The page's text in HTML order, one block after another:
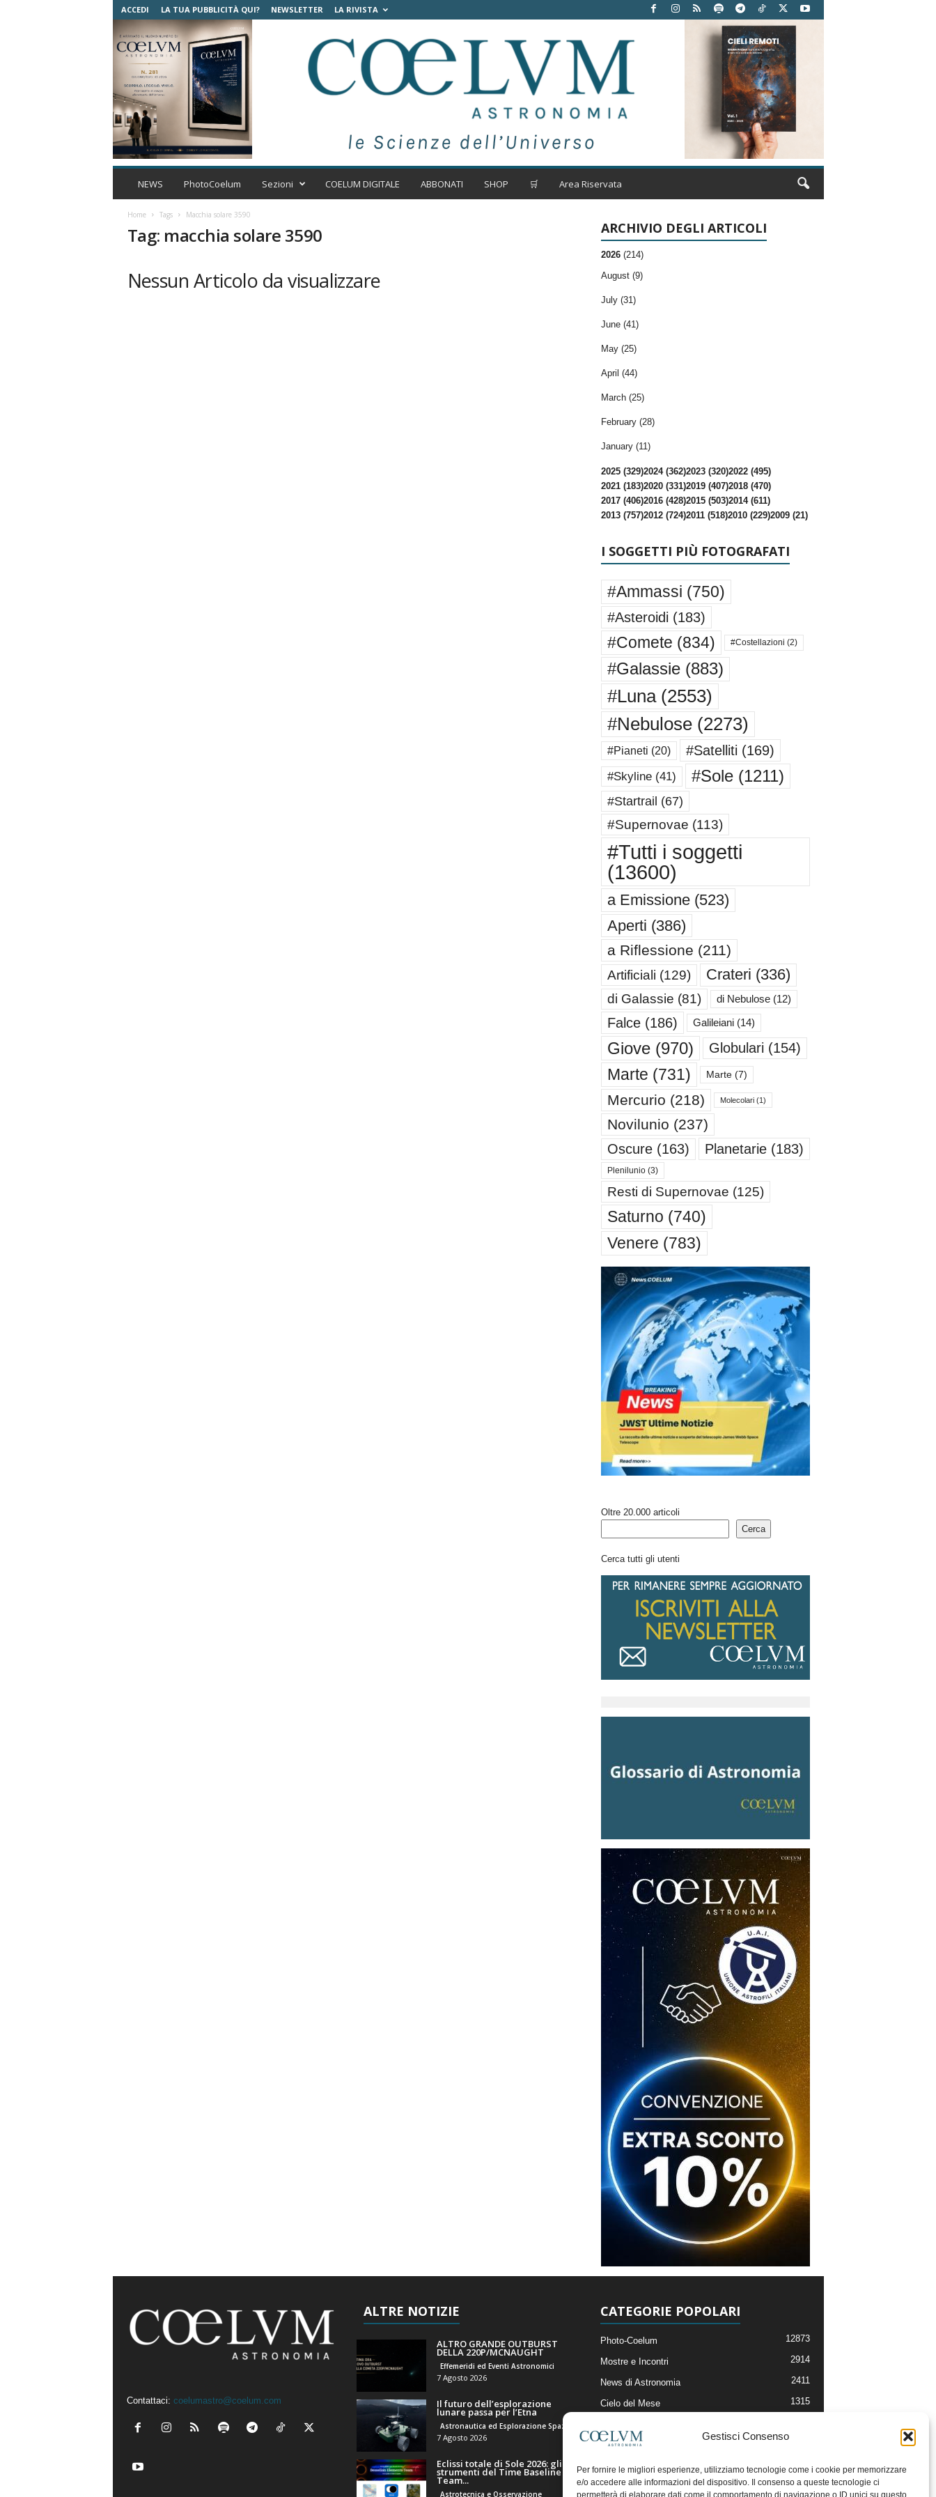
Gestisci Consenso
Per fornire le migliori esperienze, utilizziamo tecnologie come i cookie per memorizzare
e/o accedere alle informazioni del dispositivo. Il consenso a queste tecnologie ci
permetterà di elaborare dati come il comportamento di navigazione o ID unici su questo
ACCEDI LA TUA PUBBLICITÀ QUI? NEWSLETTER LA RIVISTA
C
m
t
NEWS PhotoCoelum Sezioni COELUM DIGITALE ABBONATI SHOP 🛒 Area Riservata
Home Tags Macchia solare 3590
Tag: macchia solare 3590
Nessun Articolo da visualizzare
ARCHIVIO DEGLI ARTICOLI
2026 (214)
August (9)
July (31)
June (41)
May (25)
April (44)
March (25)
February (28)
January (11)
2025 (329)2024 (362)2023 (320)2022 (495)
2021 (183)2020 (331)2019 (407)2018 (470)
2017 (406)2016 (428)2015 (503)2014 (611)
2013 (757)2012 (724)2011 (518)2010 (229)2009 (21)
I SOGGETTI PIÙ FOTOGRAFATI
#Ammassi (750)
#Asteroidi (183)
#Comete (834) #Costellazioni (2)
#Galassie(883)
#Luna(2553)
#Nebulose(2273)
#Pianeti (20) #Satelliti (169)
#Skyline(41) #Sole(1211)
#Startrail (67)
#Supernovae (113)
#Tutti i soggetti
(13600)
a Emissione(523)
Aperti (386)
a Riflessione (211)
Artificiali (129) Crateri (336)
di Galassie (81) di Nebulose(12)
Falce(186) Galileiani(14)
Giove(970) Globulari (154)
Marte (731) Marte(7)
Mercurio (218) Molecolari(1)
Novilunio (237)
Oscure(163) Planetarie(183)
Plenilunio(3)
Resti di Supernovae (125)
Saturno (740)
Venere (783)
Oltre 20.000 articoli
Cerca
Cerca tutti gli utenti
Contattaci: coelumastro@coelum.com
ALTRE NOTIZIE
ALTRO GRANDE OUTBURST
DELLA 220P/MCNAUGHT
Effemeridi ed Eventi Astronomici
7 Agosto 2026
Il futuro dell’esplorazione
lunare passa per l’Etna
7 Agosto 2026
Eclissi totale di Sole 2026: gli
strumenti del Time Baseline
Team...
Astrotecnica e Osservazione
CATEGORIE POPOLARI
Photo-Coelum 12873
Mostre e Incontri 2914
News di Astronomia 2411
Cielo del Mese 1315
Articoli e Risorse On-Line
Il Blog della Redazione